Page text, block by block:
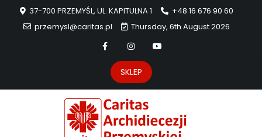
37-700 PRZEMYŚL, UL. KAPITULNA 1
+48 16 676 90 60
przemysl@caritas.pl
Thursday, 6th August 2026
SKLEP